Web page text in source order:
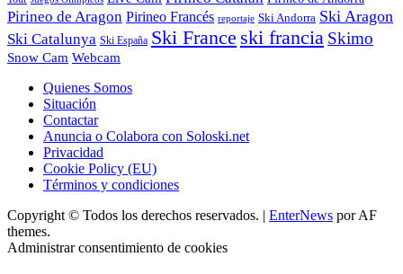
Pirineo de Aragon Pirineo Francés reportaje Ski Andorra Ski Aragon
Ski Catalunya Ski España Ski France ski francia Skimo
Snow Cam Webcam
Quienes Somos
Situación
Contactar
Anuncia o Colabora con Soloski.net
Privacidad
Cookie Policy (EU)
Términos y condiciones
Copyright © Todos los derechos reservados. | EnterNews por AF
themes.
Administrar consentimiento de cookies